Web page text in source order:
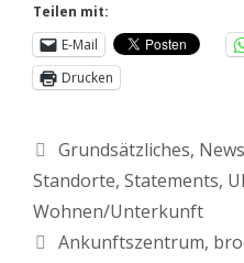
Teilen mit:
E-Mail
Drucken
Grundsätzliches, News
Standorte, Statements,
Wohnen/Unterkunft
Ankunftszentrum,